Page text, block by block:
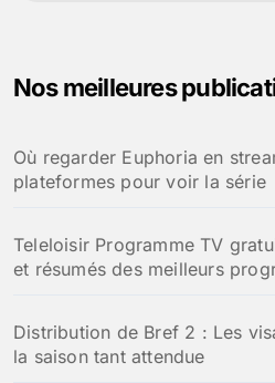
r
e
r
Nos meilleures
Où regarder Euphoria en
plateformes pour voir la série
Teleloisir Programme TV
et résumés des meilleurs
Distribution de Bref 2 : Les
la saison tant attendue